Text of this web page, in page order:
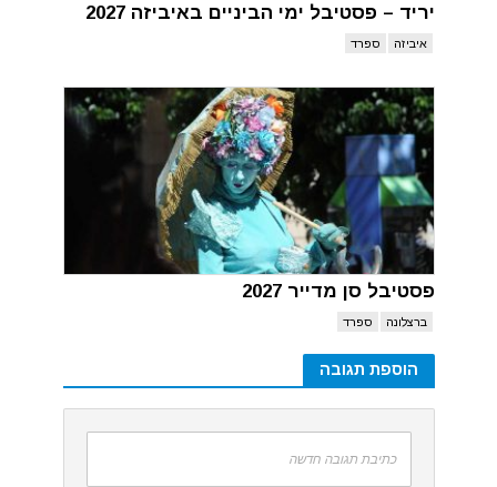
יריד – פסטיבל ימי הביניים באיביזה 2027
איביזה ספרד
פסטיבל סן מדייר 2027
ברצלונה ספרד
הוספת תגובה
כתיבת תגובה חדשה